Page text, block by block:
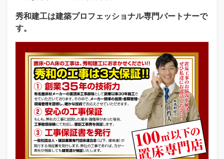
秀和建工は建築プロフェッショナル専門パートナーで
す。